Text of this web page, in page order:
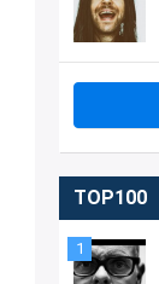
TOP100
1